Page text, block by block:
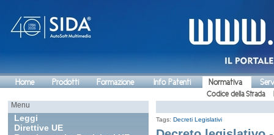
Home Prodotti Formazione Info Patenti Normativa
Codice della Strada
Menu
Leggi
Direttive UE
Tags: Decreti Legislativi